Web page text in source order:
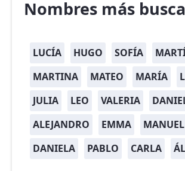
Nombres más
LUCÍA HUGO SOFÍA
MARTINA
MATEO MARÍA
JULIA
LEO VALERIA
ALEJANDRO
EMMA
MANUEL
DANIELA
PABLO CARLA